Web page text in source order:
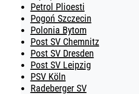
Petrol Plioesti
Pogoń Szczecin
Polonia Bytom
Post SV Chemnitz
Post SV Dresden
Post SV Leipzig
PSV Köln
Radeberger SV